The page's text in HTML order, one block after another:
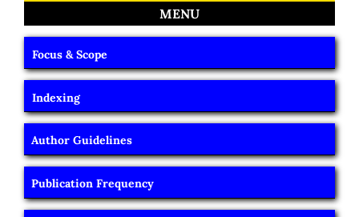
MENU
Focus & Scope
Indexing
Author Guidelines
Publication Frequency